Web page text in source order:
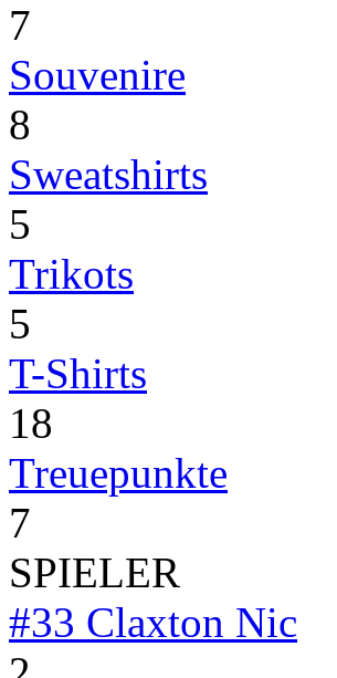
7
Souvenire
8
Sweatshirts
5
Trikots
5
T-Shirts
18
Treuepunkte
7
SPIELER
#33 Claxton Nic